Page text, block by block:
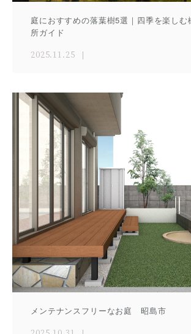
庭におすすめの落葉樹5選｜四季を楽しむ
所ガイド
2025.11.25
メンテナンスフリーなお庭 昭島市